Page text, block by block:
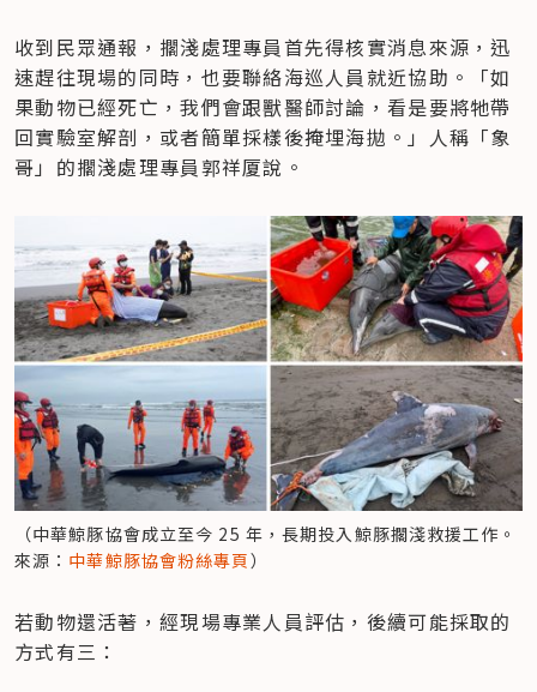
收到民眾通報，擱淺處理專員首先得核實消息來源，迅
速趕往現場的同時，也要聯絡海巡人員就近協助。「如
果動物已經死亡，我們會跟獸醫師討論，看是要將牠帶
回實驗室解剖，或者簡單採樣後掩埋海拋。」人稱「象
哥」的擱淺處理專員郭祥厦說。
（中華鯨豚協會成立至今 25 年，長期投入鯨豚擱淺救援工作。
來源： 中華鯨豚協會粉絲專頁）
若動物還活著，經現場專業人員評估，後續可能採取的
方式有三：